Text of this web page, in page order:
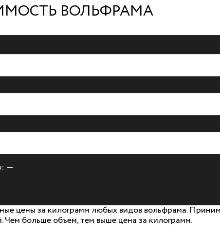
ВОЛЬФРАМА
—
цены за килограмм любых видов вольфрама.
Чем больше объем, тем выше цена за килограмм.